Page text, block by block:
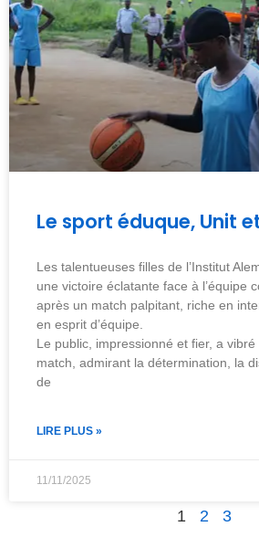
Le sport éduque, Unit
Les talentueuses filles de l’Institut
une victoire éclatante face à l’équipe
après un match palpitant, riche en
en esprit d’équipe.
Le public, impressionné et fier, a
match, admirant la détermination, la
de
LIRE PLUS »
11/11/2025
1 2 3